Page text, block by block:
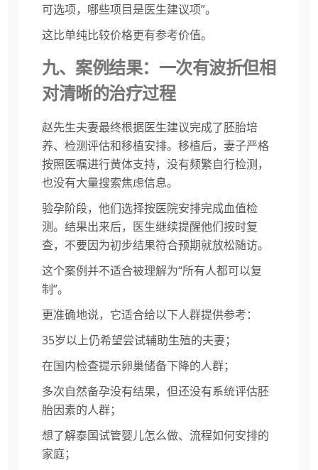
可选项，哪些项目是医生建议项”。
这比单纯比较价格更有参考价值。
九、案例结果：一次有波折但相
对清晰的治疗过程
赵先生夫妻最终根据医生建议完成了胚胎培
养、检测评估和移植安排。移植后，妻子严格
按照医嘱进行黄体支持，没有频繁自行检测，
也没有大量搜索焦虑信息。
验孕阶段，他们选择按医院安排完成血值检
测。结果出来后，医生继续提醒他们按时复
查，不要因为初步结果符合预期就放松随访。
这个案例并不适合被理解为“所有人都可以复
制”。
更准确地说，它适合给以下人群提供参考：
35岁以上仍希望尝试辅助生殖的夫妻；
在国内检查提示卵巢储备下降的人群；
多次自然备孕没有结果，但还没有系统评估胚
胎因素的人群；
想了解泰国试管婴儿怎么做、流程如何安排的
家庭；